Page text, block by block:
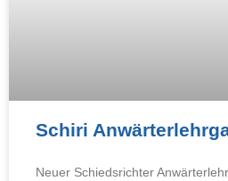
Schiri
Neuer Schiedsrichter